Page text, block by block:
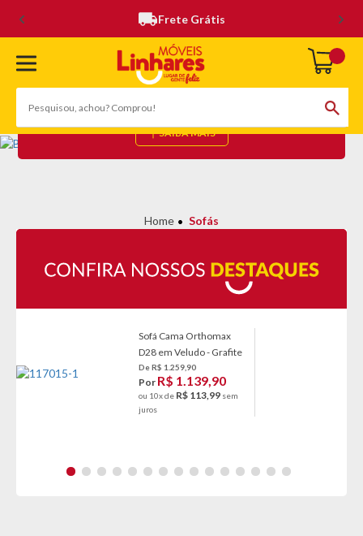
Frete Grátis
SOFÁS
SAIBA MAIS
Sofás
Sofá Cama Orthomax
D28 em Veludo - Grafite
De R$ 1.259,90
Por R$ 1.139,90
ou 10x de R$ 113,99 sem
juros